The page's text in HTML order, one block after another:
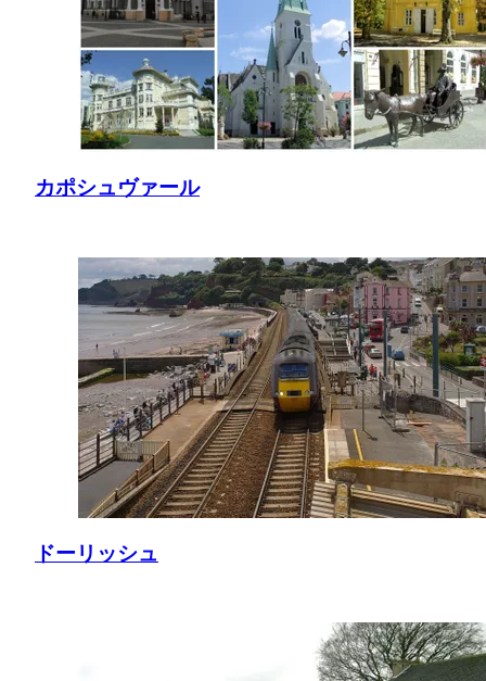
カポシュヴァール
ドーリッシュ